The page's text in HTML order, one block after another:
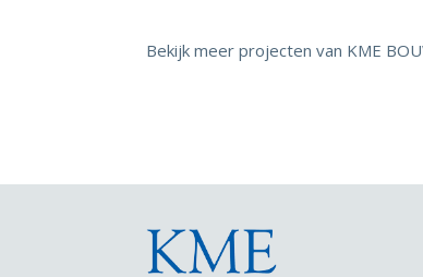
Bekijk meer projecten van KME